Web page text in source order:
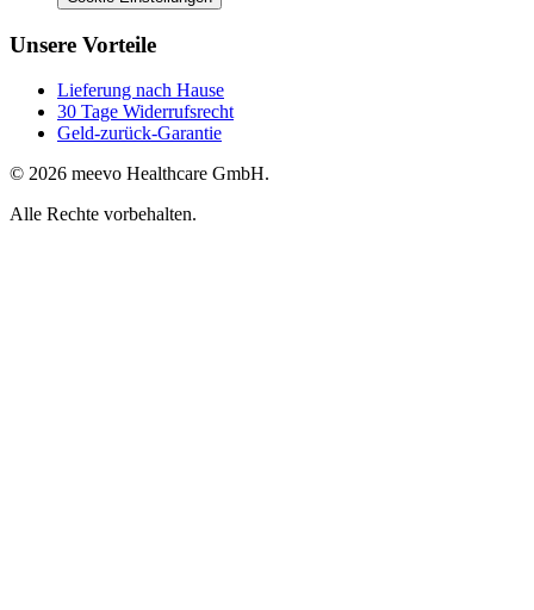
Unsere Vorteile
Lieferung nach Hause
30 Tage Widerrufsrecht
Geld-zurück-Garantie
© 2026 meevo Healthcare GmbH.
Alle Rechte vorbehalten.